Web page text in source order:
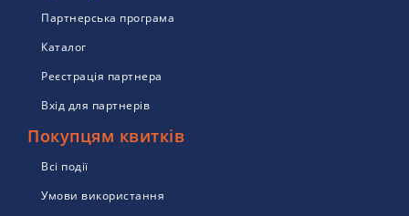
Партнерська програма
Каталог
Реєстрація партнера
Вхід для партнерів
Покупцям квитків
Всі події
Умови використання